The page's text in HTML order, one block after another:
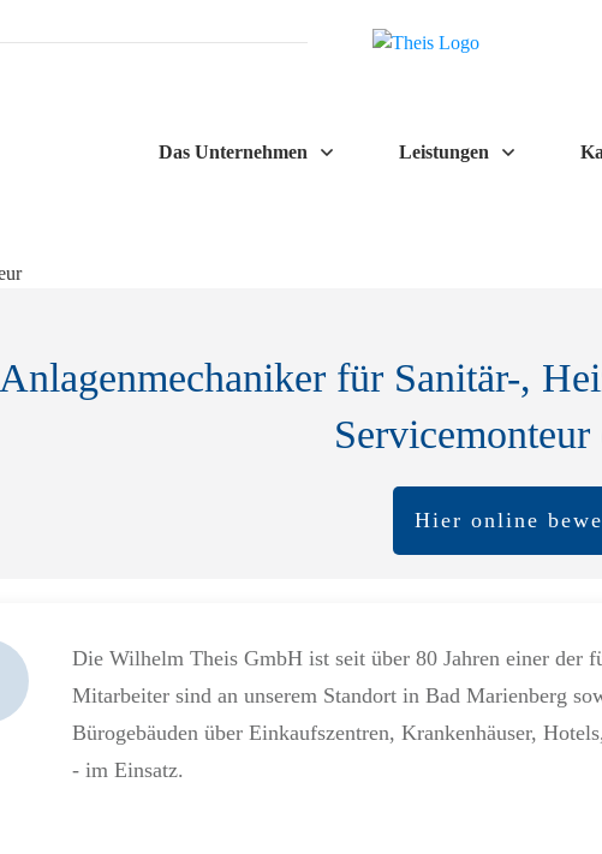
Das Unternehmen Leistungen
Anlagenmechaniker für Sanitär-,
Hier online
Die Wilhelm Theis GmbH ist seit über 80 Jahren einer der
Mitarbeiter sind an unserem Standort in Bad Marienberg
Bürogebäuden über Einkaufszentren, Krankenhäuser,
- im Einsatz.